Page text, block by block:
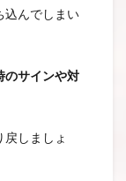
込んでしまい
のサインや対
しましょ